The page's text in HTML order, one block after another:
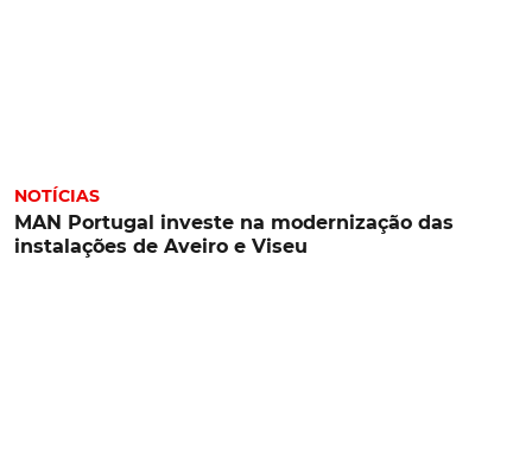
NOTÍCIAS
MAN Portugal investe na modernização das
instalações de Aveiro e Viseu